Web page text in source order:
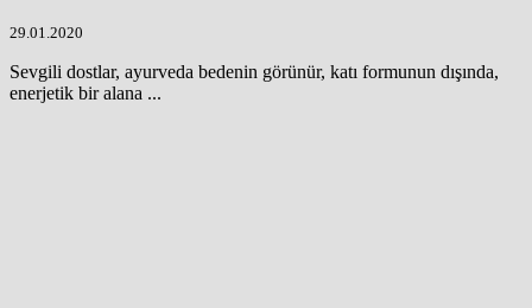
29.01.2020
Sevgili dostlar, ayurveda bedenin görünür, katı formunun dışında,
enerjetik bir alana ...